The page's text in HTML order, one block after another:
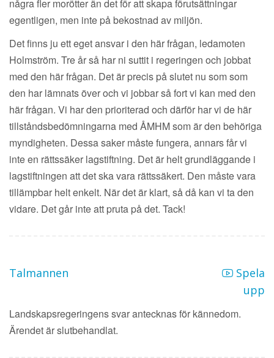
några fler morötter än det för att skapa förutsättningar
egentligen, men inte på bekostnad av miljön.
Det finns ju ett eget ansvar i den här frågan, ledamoten
Holmström. Tre år så har ni suttit i regeringen och jobbat
med den här frågan. Det är precis på slutet nu som som
den har lämnats över och vi jobbar så fort vi kan med den
här frågan. Vi har den prioriterad och därför har vi de här
tillståndsbedömningarna med ÅMHM som är den behöriga
myndigheten. Dessa saker måste fungera, annars får vi
inte en rättssäker lagstiftning. Det är helt grundläggande i
lagstiftningen att det ska vara rättssäkert. Den måste vara
tillämpbar helt enkelt. När det är klart, så då kan vi ta den
vidare. Det går inte att pruta på det. Tack!
Talmannen
Spela
upp
Landskapsregeringens svar antecknas för kännedom.
Ärendet är slutbehandlat.